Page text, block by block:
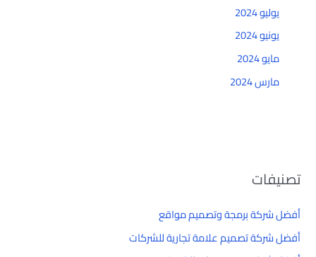
يوليو 2024
يونيو 2024
مايو 2024
مارس 2024
تصنيفات
أفضل شركة برمجة وتصميم مواقع
أفضل شركة تصميم علامة تجارية للشركات